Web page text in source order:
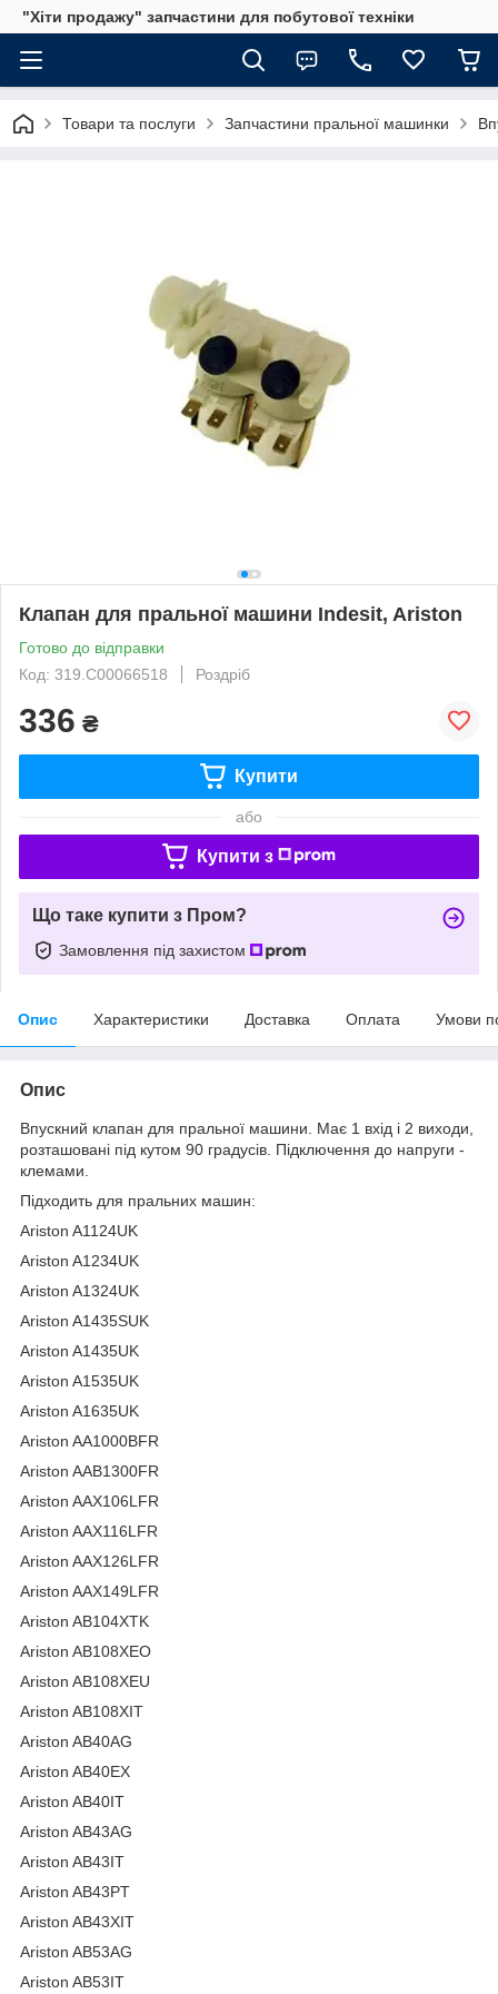
"Хіти продажу" запчастини для побутової техніки
Товари та послуги Запчастини пральної машинки
Клапан для пральної машини Indesit, Ariston
Готово до відправки
Код: 319.C00066518
Роздріб
336 ₴
Купити
або
Купити з
Що таке купити з Пром?
Замовлення під захистом
Опис Характеристики Доставка Оплата Умови
Опис
Впускний клапан для пральної машини. Має 1 вхід і 2 виходи,
розташовані під кутом 90 градусів. Підключення до напруги -
клемами.
Підходить для пральних машин:
Ariston A1124UK
Ariston A1234UK
Ariston A1324UK
Ariston A1435SUK
Ariston A1435UK
Ariston A1535UK
Ariston A1635UK
Ariston AA1000BFR
Ariston AAB1300FR
Ariston AAX106LFR
Ariston AAX116LFR
Ariston AAX126LFR
Ariston AAX149LFR
Ariston AB104XTK
Ariston AB108XEO
Ariston AB108XEU
Ariston AB108XIT
Ariston AB40AG
Ariston AB40EX
Ariston AB40IT
Ariston AB43AG
Ariston AB43IT
Ariston AB43PT
Ariston AB43XIT
Ariston AB53AG
Ariston AB53IT